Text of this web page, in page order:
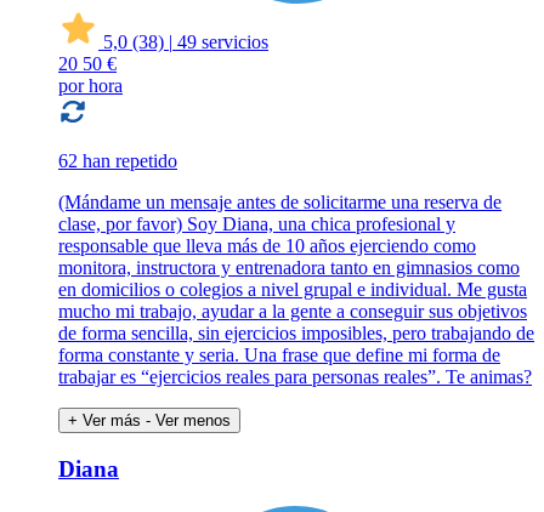
5,0 (38) | 49 servicios
20 50 €
por hora
62 han repetido
(Mándame un mensaje antes de solicitarme una reserva de
clase, por favor) Soy Diana, una chica profesional y
responsable que lleva más de 10 años ejerciendo como
monitora, instructora y entrenadora tanto en gimnasios como
en domicilios o colegios a nivel grupal e individual. Me gusta
mucho mi trabajo, ayudar a la gente a conseguir sus objetivos
de forma sencilla, sin ejercicios imposibles, pero trabajando de
forma constante y seria. Una frase que define mi forma de
trabajar es “ejercicios reales para personas reales”. Te animas?
+ Ver más - Ver menos
Diana